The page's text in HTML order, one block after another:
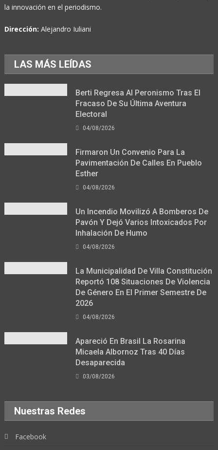
la innovación en el periodismo.
Dirección:Alejandro Iuliani
LAS MÁS LEÍDAS
Berti Regresa Al Peronismo Tras El
Fracaso De Su Última Aventura
Electoral
04/08/2026
Firmaron Un Convenio Para La
Pavimentación De Calles En Pueblo
Esther
04/08/2026
Un Incendio Movilizó A Bomberos De
Pavón Y Dejó Varios Intoxicados Por
Inhalación De Humo
04/08/2026
La Municipalidad De Villa Constitución
Reportó 108 Situaciones De Violencia
De Género En El Primer Semestre De
2026
04/08/2026
Apareció En Brasil La Rosarina
Micaela Albornoz Tras 40 Días
Desaparecida
03/08/2026
Nuestras Redes
Facebook